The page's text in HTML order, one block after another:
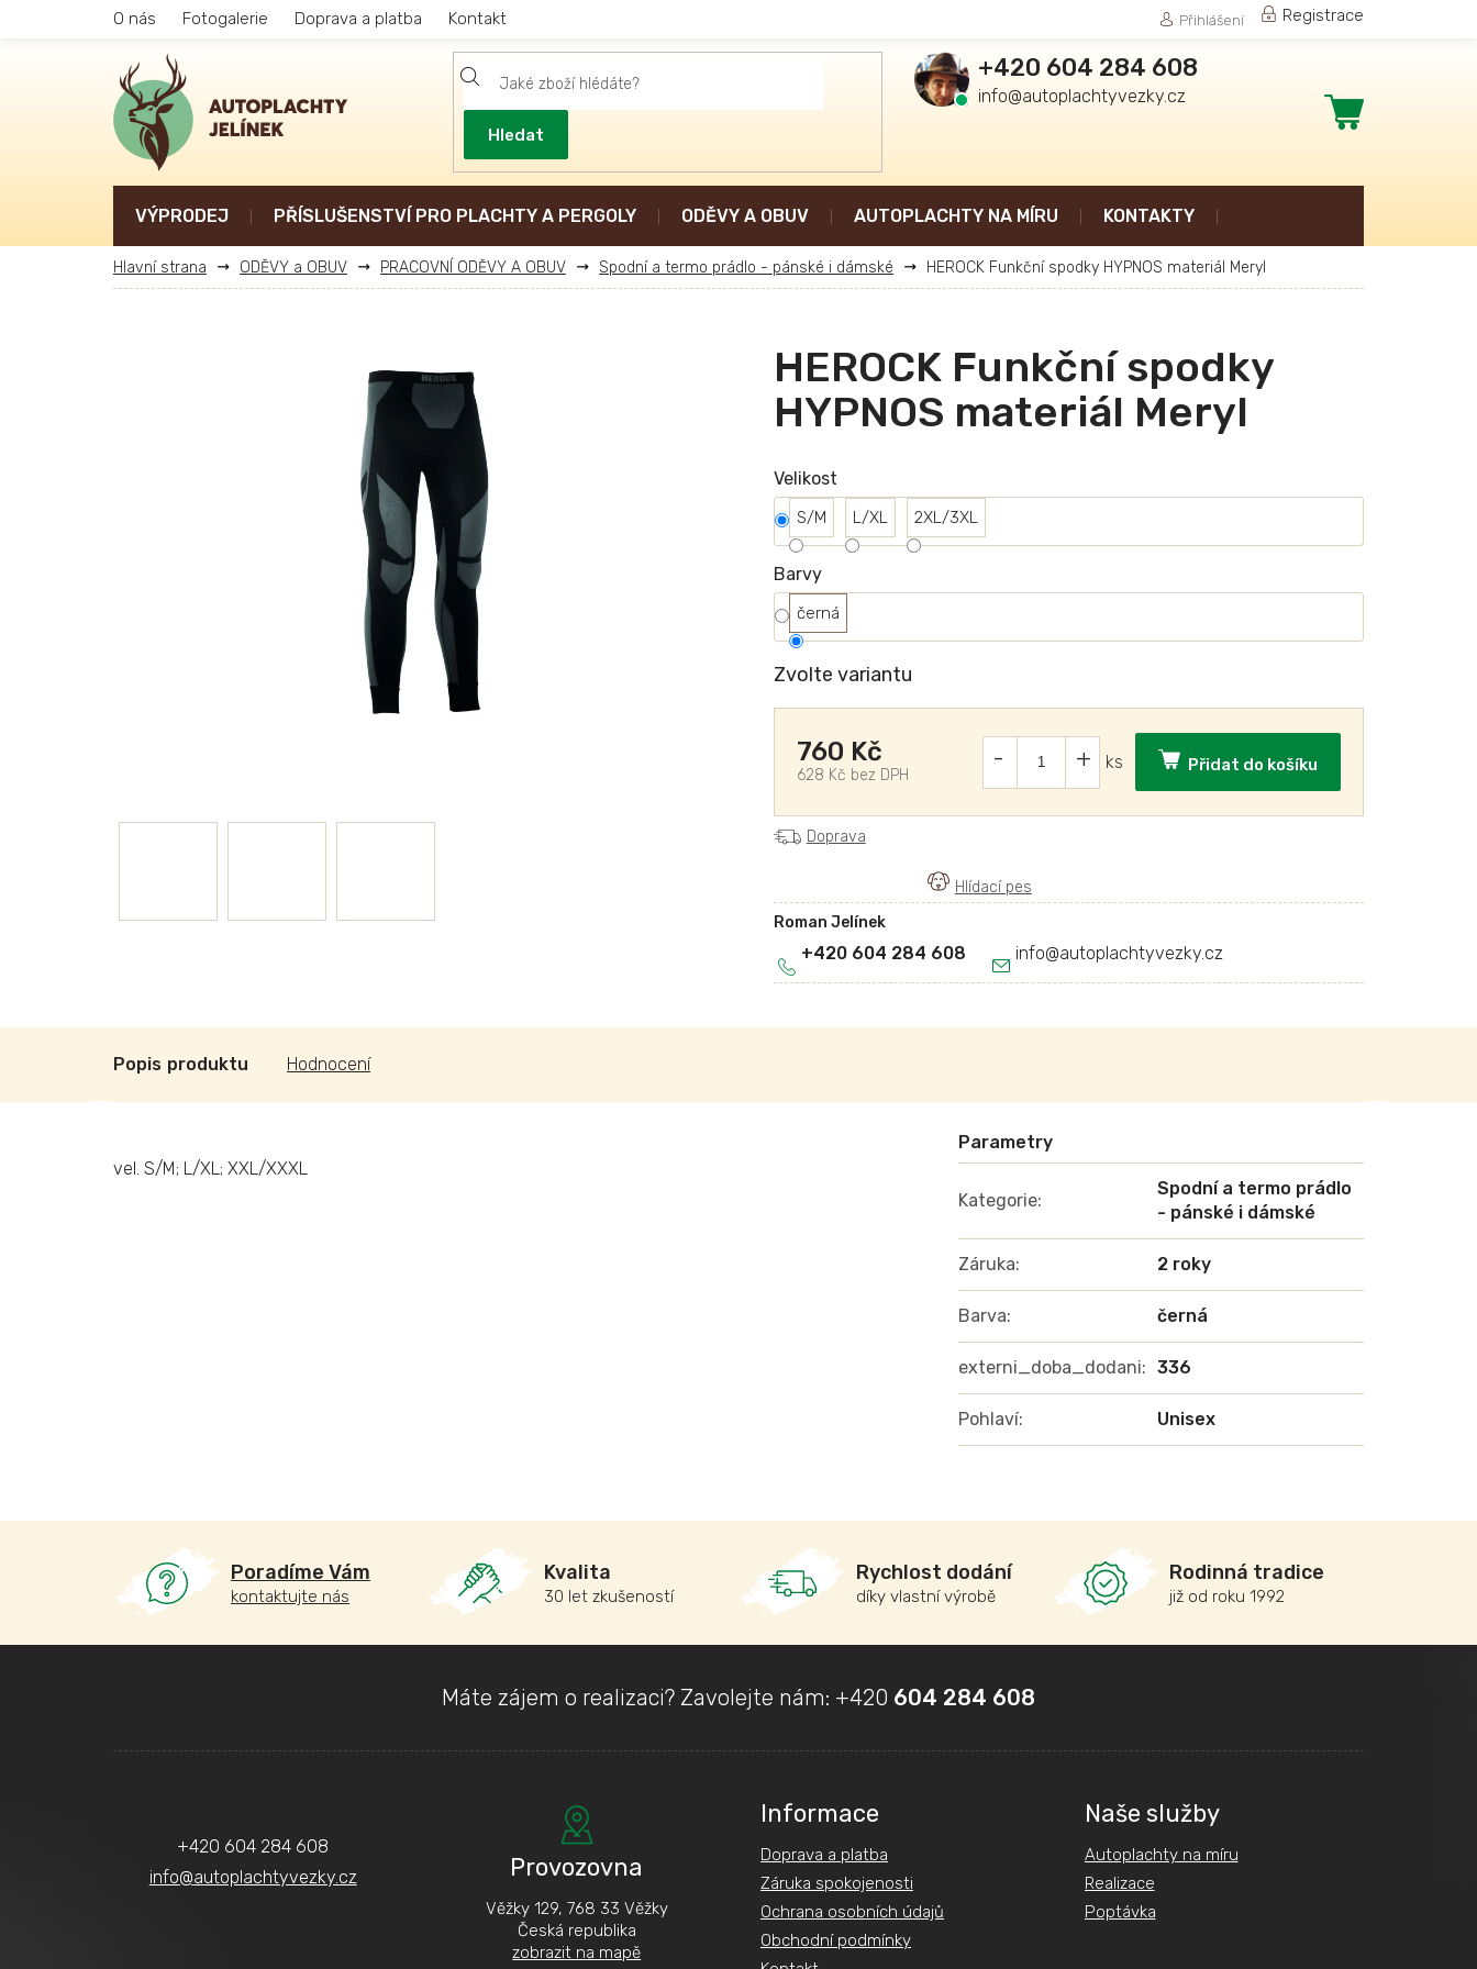
O nás Fotogalerie Doprava a platba Kontakt Registrace
Přihlášení
Hledat
+420 604 284 608
info@autoplachtyvezky.cz
Nákupní
VÝPRODEJ PŘÍSLUŠENSTVÍ PRO PLACHTY A PERGOLY ODĚVY A OBUV AUTOPLACHTY NA MÍRU KONTAKTY
ODĚVY a OBUV PRACOVNÍ ODĚVY A OBUV Spodní a termo prádlo - pánské i dámské HEROCK Funkční spodky HYPNOS materiál Meryl
Zvolte variantu
Velikost
S/M L/XL 2XL/3XL
Barvy
černá
760 Kč
628 Kč bez DPH
Přidat do košíku
HEROCK Funkční spodky
HYPNOS materiál Meryl
Roman Jelínek
info@autoplachtyvezky.cz
+420 604 284 608
Doprava
Poradíme Vám
kontaktujte nás
Kvalita
30 let zkušeností
Rychlost dodání
díky vlastní výrobě
Rodinná tradice
již od roku 1992
Popis Hodnocení
vel. S/M; L/XL; XXL/XXXL
Kategorie:
Spodní a termo prádlo
- pánské i dámské
Záruka: 2 roky
Barva: černá
externi_doba_dodani: 336
Pohlaví: Unisex
Máte zájem o realizaci? Zavolejte nám: +420 604 284 608
info@autoplachtyvezky.cz
+420 604 284 608
Provozovna
Věžky 129, 768 33 Věžky
Česká republika
zobrazit na mapě
Informace
Doprava a platba
Záruka spokojenosti
Ochrana osobních údajů
Obchodní podmínky
Naše služby
Autoplachty na míru
Realizace
Poptávka